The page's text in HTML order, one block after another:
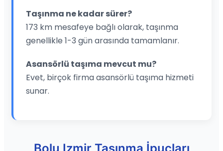
Taşınma ne kadar sürer?
173 km mesafeye bağlı olarak, taşınma
genellikle 1-3 gün arasında tamamlanır.
Asansörlü taşıma mevcut mu?
Evet, birçok firma asansörlü taşıma hizmeti
sunar.
Bolu Izmir Taşınma İpuçları